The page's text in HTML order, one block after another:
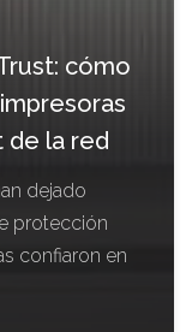
cómo
de la red
dejado
protección
confiaron en